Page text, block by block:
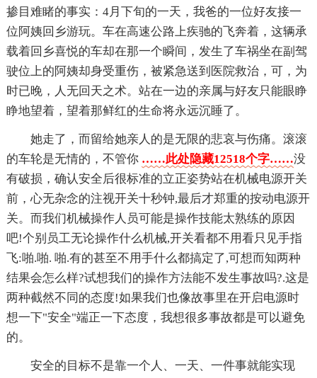
掺目难睹的事实：4月下旬的一天，我爸的一位好友接一
位阿姨回乡游玩。车在高速公路上疾驰的飞奔着，这辆承
载着回乡喜悦的车却在那一个瞬间，发生了车祸坐在副驾
驶位上的阿姨却身受重伤，被紧急送到医院救治，可，为
时已晚，人无回天之术。站在一边的亲属与好友只能眼睁
睁地望着，望着那鲜红的生命将永远沉睡了。
她走了，而留给她亲人的是无限的悲哀与伤痛。滚滚
的车轮是无情的，不管你 ……此处隐藏12518个字……没
有破损，确认安全后很标准的立正姿势站在机械电源开关
前，心无杂念的注视开关十秒钟,最后才郑重的按动电源开
关。而我们机械操作人员可能是操作技能太熟练的原因
吧!个别员工无论操作什么机械,开关看都不用看只见手指
飞:啪.啪. 啪.有的甚至不用手什么都搞定了,可想而知两种
结果会怎么样?试想我们的操作方法能不发生事故吗?.这是
两种截然不同的态度!如果我们也像故事里在开启电源时
想一下"安全"端正一下态度，我想很多事故都是可以避免
的。
安全的目标不是靠一个人、一天、一件事就能实现